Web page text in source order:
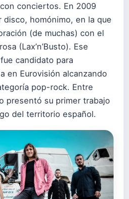
conciertos. En 2009
disco, homónimo, en la que
(de muchas) con el
(Lax’n’Busto). Ese
candidato para
en Eurovisión alcanzando
pop-rock. Entre
presentó su primer trabajo
del territorio español.